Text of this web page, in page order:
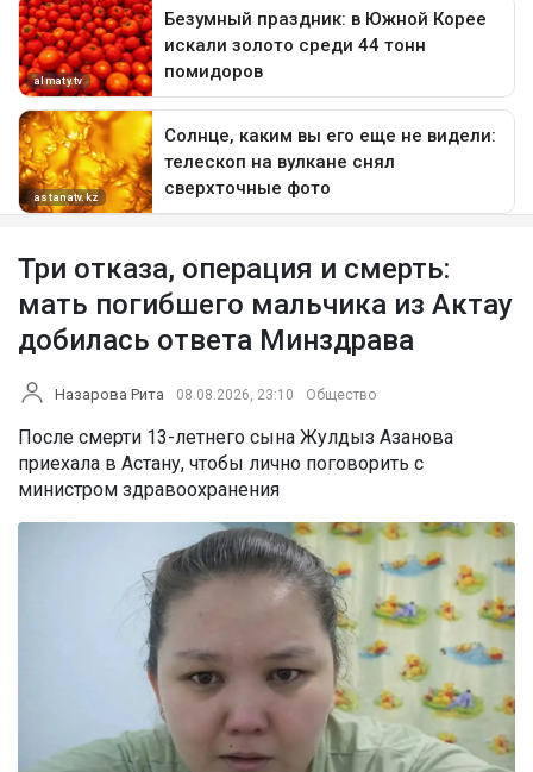
Три отказа, операция и смерть:
мать погибшего мальчика из Актау
добилась ответа Минздрава
Назарова Рита 08.08.2026, 23:10 Общество
После смерти 13-летнего сына Жулдыз Азанова
приехала в Астану, чтобы лично поговорить с
министром здравоохранения